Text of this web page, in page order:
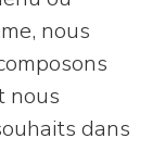
nous
nous
dans